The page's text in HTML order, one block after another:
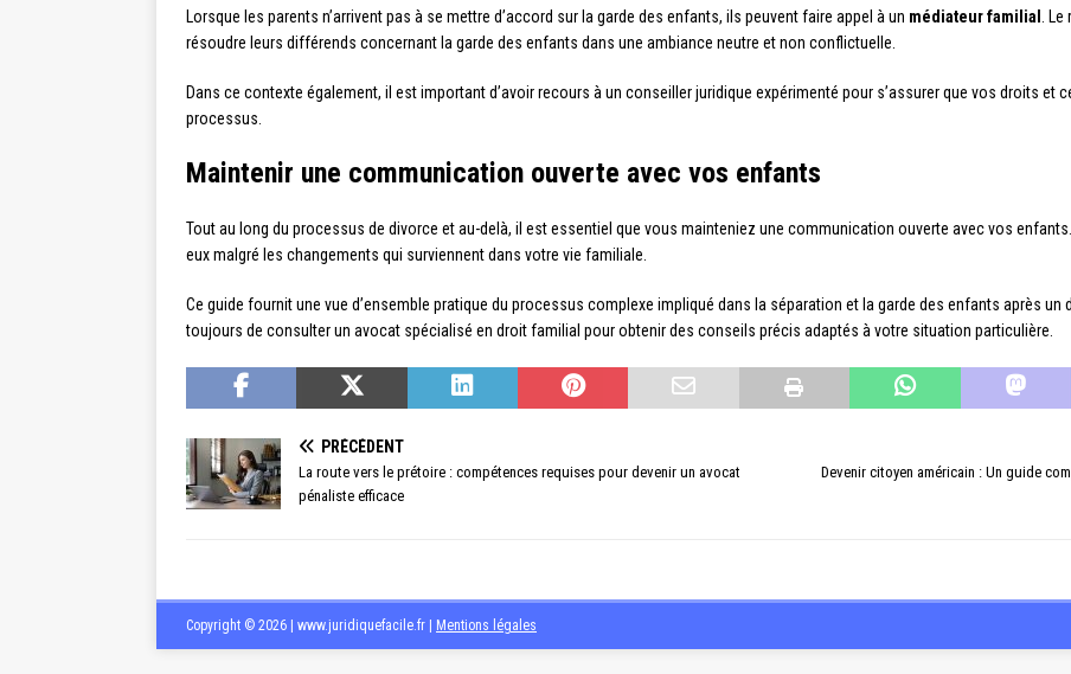
Lorsque les parents n’arrivent pas à se mettre d’accord sur la garde des enfants, ils peuvent faire appel à un médiateur familial
.
résoudre leurs différends concernant la garde des enfants dans une ambiance neutre et non conflictuelle.
Dans ce contexte également, il est important d’avoir recours à un conseiller juridique expérimenté pour s’assurer que vos droits
processus.
Maintenir une communication ouverte avec vos enfants
Tout au long du processus de divorce et au-delà, il est essentiel que vous mainteniez une communication ouverte avec vos
eux malgré les changements qui surviennent dans votre vie familiale.
Ce guide fournit une vue d’ensemble pratique du processus complexe impliqué dans la séparation et la garde des enfants après
toujours de consulter un avocat spécialisé en droit familial pour obtenir des conseils précis adaptés à votre situation particulière.
PRÉCÉDENT
La route vers le prétoire : compétences requises pour devenir un avocat
pénaliste efficace
Devenir citoyen américain : Un guide
Copyright © 2026 | www.juridiquefacile.fr Mentions légales